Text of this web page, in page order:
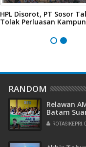
HPL Disorot, PT Sosor
Tolak Perluasan
RANDOM
Relawan
Batam
Deklarasi